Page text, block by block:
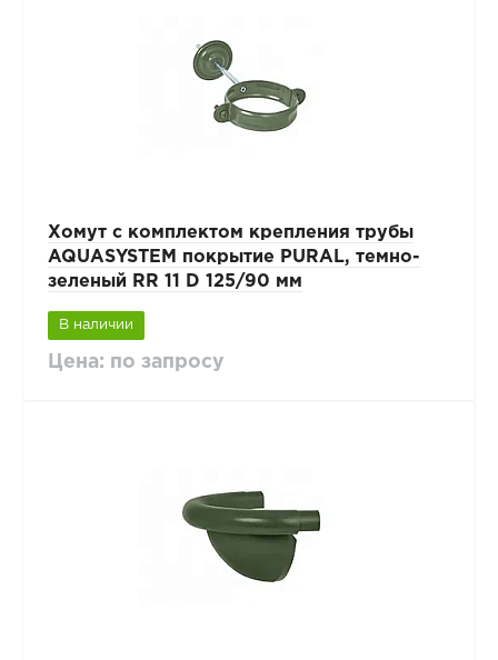
Хомут с комплектом крепления трубы
AQUASYSTEM покрытие PURAL, темно-
зеленый RR 11 D 125/90 мм
В наличии
Цена: по запросу